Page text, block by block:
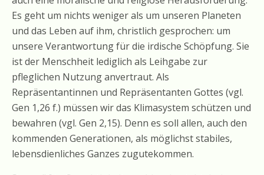
Es geht um nichts weniger als um unseren Planeten
und das Leben auf ihm, christlich gesprochen: um
unsere Verantwortung für die irdische Schöpfung. Sie
ist der Menschheit lediglich als Leihgabe zur
pfleglichen Nutzung anvertraut. Als
Repräsentantinnen und Repräsentanten Gottes (vgl.
Gen 1,26 f.) müssen wir das Klimasystem schützen und
bewahren (vgl. Gen 2,15). Denn es soll allen, auch den
kommenden Generationen, als möglichst stabiles,
lebensdienliches Ganzes zugutekommen.